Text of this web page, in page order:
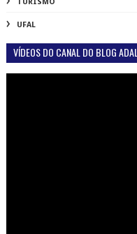
UFAL
VÍDEOS DO CANAL DO BLOG